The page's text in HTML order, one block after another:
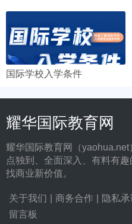
国际学校入学条件
耀华国际教育网
耀华国际教育网（
点独到、全面深入、有料有
找商业新价值。
关于我们 商务合作 隐私
留言板